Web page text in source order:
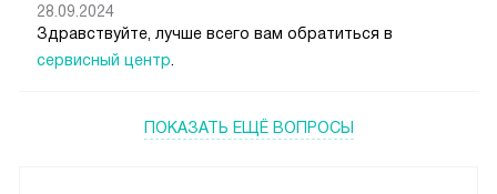
28.09.2024
Здравствуйте, лучше всего вам обратиться в
сервисный центр
ПОКАЗАТЬ ЕЩЁ ВОПРОСЫ